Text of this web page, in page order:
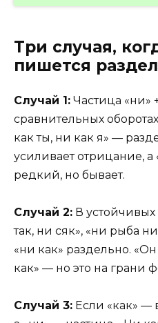
Три случая,
пишется
Случай 1: Частица «ни»
сравнительных
как ты, ни как я» —
усиливает отрицание,
редкий, но бывает.
Случай 2: В устойчивых
так, ни сяк», «ни рыба
«ни как» раздельно.
как» — но это на грани
Случай 3: Если «как» —